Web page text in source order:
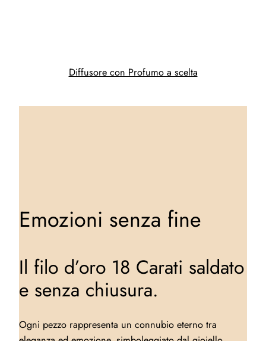
Diffusore con Profumo a scelta
Emozioni senza fine
Il filo d’oro 18 Carati saldato
e senza chiusura.
Ogni pezzo rappresenta un connubio eterno tra